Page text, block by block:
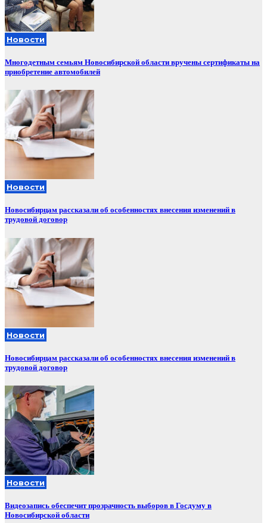
Новости
Многодетным семьям Новосибирской области вручены сертификаты на
приобретение автомобилей
Новости
Новосибирцам рассказали об особенностях внесения изменений в
трудовой договор
Новости
Новосибирцам рассказали об особенностях внесения изменений в
трудовой договор
Новости
Видеозапись обеспечит прозрачность выборов в Госдуму в
Новосибирской области